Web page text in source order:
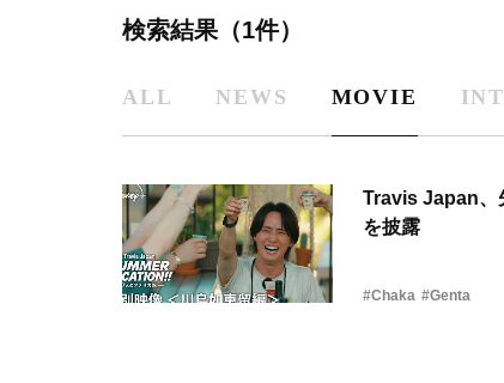
検索結果（1件）
ALL NEWS MOVIE
Travis Japan、
を披露
#Chaka #Genta